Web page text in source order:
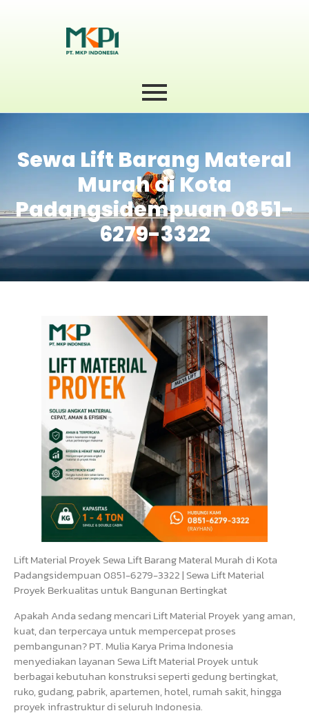
Sewa Lift Barang Materal
Murah di Kota
Padangsidempuan 0851-
6279-3322
Lift Material Proyek Sewa Lift Barang Materal Murah di Kota
Padangsidempuan 0851-6279-3322 | Sewa Lift Material
Proyek Berkualitas untuk Bangunan Bertingkat
Apakah Anda sedang mencari Lift Material Proyek yang aman,
kuat, dan terpercaya untuk mempercepat proses
pembangunan? PT. Mulia Karya Prima Indonesia
menyediakan layanan Sewa Lift Material Proyek untuk
berbagai kebutuhan konstruksi seperti gedung bertingkat,
ruko, gudang, pabrik, apartemen, hotel, rumah sakit, hingga
proyek infrastruktur di seluruh Indonesia.